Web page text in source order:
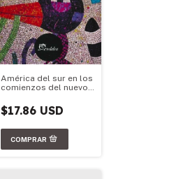
América del sur en los
comienzos del nuevo
$17.86 USD